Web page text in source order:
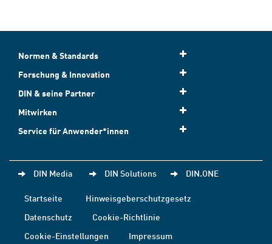
Normen & Standards
Forschung & Innovation
DIN & seine Partner
Mitwirken
Service für Anwender*innen
DIN Media DIN Solutions DIN.ONE
Startseite
Hinweisgeberschutzgesetz
Datenschutz
Cookie-Richtlinie
Cookie-Einstellungen
Impressum